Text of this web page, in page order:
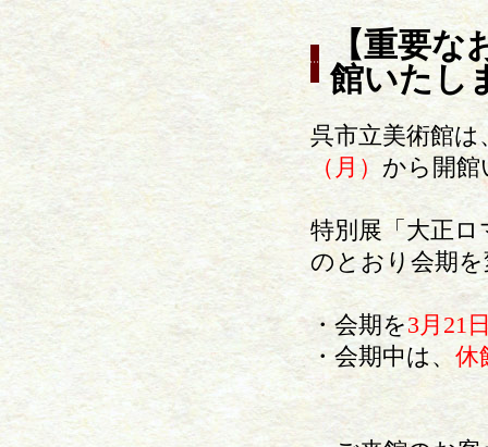
【重要な
館いたし
呉市立美術館は
（月） から開
特別展「大正
のとおり会期
・会期を3月21
・会期中は、 休